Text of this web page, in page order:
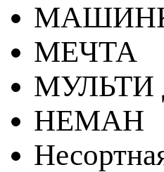
МЕЧТА
НЕМАН